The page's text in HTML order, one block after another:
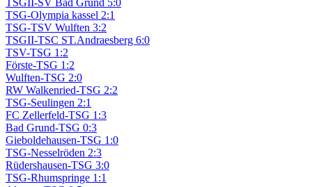
TSGII-SV Bad Grund 5:0
TSG-Olympia kassel 2:1
TSG-TSV Wulften 3:2
TSGII-TSC ST.Andraesberg 6:0
TSV-TSG 1:2
Förste-TSG 1:2
Wulften-TSG 2:0
RW Walkenried-TSG 2:2
TSG-Seulingen 2:1
FC Zellerfeld-TSG 1:3
Bad Grund-TSG 0:3
Gieboldehausen-TSG 1:0
TSG-Nesselröden 2:3
Rüdershausen-TSG 3:0
TSG-Rhumspringe 1:1